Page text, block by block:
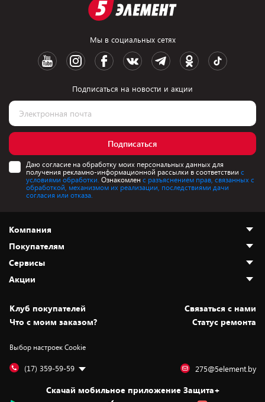
Мы в социальных сетях
Подписаться на новости и акции
Подписаться
Даю согласие на обработку моих персональных данных для
получения рекламно-информационной рассылки в соответствии с
условиями обработки. Ознакомлен с разъяснением прав, связанных с
обработкой, механизмом их реализации, последствиями дачи
согласия или отказа.
Компания
О нас
Адреса магазинов
Новости
Статьи и обзоры
Вакансии
Дай пять добру!
Покупателям
Как сделать заказ
Оплата и доставка
Безналичный расчёт
Обмен и возврат товара
Обработка персональных данных
Подарочные карты
Сервисы
Установка техники
Для игровых консолей
Для мобильных устройств
Для компьютеров
Сервисные центры
Акции
Скидки и промокоды
Белорусские товары
Бонусы
Оплата частями
Клуб покупателей
Cвязаться с нами
Что с моим заказом?
Статус ремонта
Выбор настроек Cookie
(17) 359-59-59 275@5element.by
Скачай мобильное приложение Защита+